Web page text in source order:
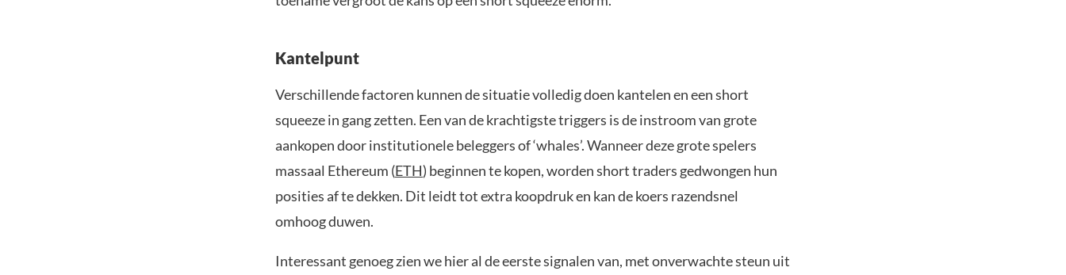
Kantelpunt
Verschillende factoren kunnen de situatie volledig doen kantelen en een short
squeeze in gang zetten. Een van de krachtigste triggers is de instroom van grote
aankopen door institutionele beleggers of ‘whales’. Wanneer deze grote spelers
massaal Ethereum (ETH) beginnen te kopen, worden short traders gedwongen hun
posities af te dekken. Dit leidt tot extra koopdruk en kan de koers razendsnel
omhoog duwen.
Interessant genoeg zien we hier al de eerste signalen van, met onverwachte steun uit